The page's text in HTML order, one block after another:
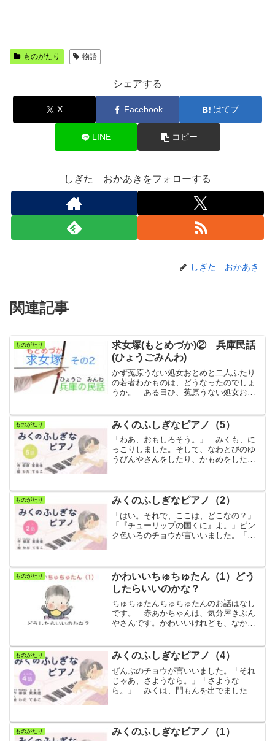
ものがたり 物語
シェアする
X Facebook はてブ
LINE コピー
しぎた おかあきをフォローする
しぎた おかあき
関連記事
ものがたり
求女塚(もとめづか)② 兵庫民話
(ひょうごみんわ)
かず菟原うない処女おとめと二人ふたり
の若者わかものは、どうなったのでしょ
うか。 ある日ひ、菟原うない処女おと
こから少すこし西にしに行いったところ
に、生いく田た川がわとい...
ものがたり みくのふしぎなピアノ（5）
「わあ、おもしろそう。」 みくも、に
っこりしました。そして、なわとびのゆ
うびんやさんをしたり、かもめをしたり
いでいいの。」「うん。でも、帰かえり
道みちがわからないの。」「...
ものがたり みくのふしぎなピアノ（2）
「はい。それで、ここは、どこなの？」
「『チューリップの国くに』よ。」ピン
ク色いろのチョウが言いいました。「そ
けて、赤あかのチョウが言...
ものがたり
かわいいちゅちゅたん（1）どう
したらいいのかな？
ちゅちゅたんちゅちゅたんのお話はなし
です。 赤あかちゃんは、気分屋きぶん
やさんです。かわいいけれども、なかな
ゅたんという赤あかちゃんが、お母かあ
さんのけいたい電話でんわ...
ものがたり みくのふしぎなピアノ（4）
ぜんぶのチョウが言いいました。「それ
じゃあ、さようなら。」「さような
ら。」 みくは、門もんを出でました。
た目めをつぶりました。しばら...
ものがたり みくのふしぎなピアノ（1）